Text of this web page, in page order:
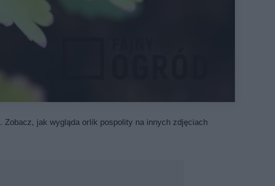
. Zobacz, jak wygląda orlik pospolity na innych zdjęciach